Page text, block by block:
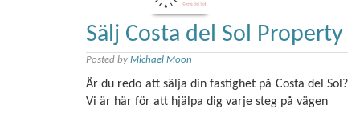
Sälj Costa del Sol Property
Posted by Michael Moon
Är du redo att sälja din fastighet på Costa del Sol?
Vi är här för att hjälpa dig varje steg på vägen